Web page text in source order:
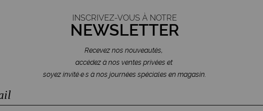
INSCRIVEZ-VOUS À NOTRE
NEWSLETTER
Recevez nos nouveautés,
accédez à nos ventes privées et
soyez invité·e·s à nos journées spéciales en magasin.